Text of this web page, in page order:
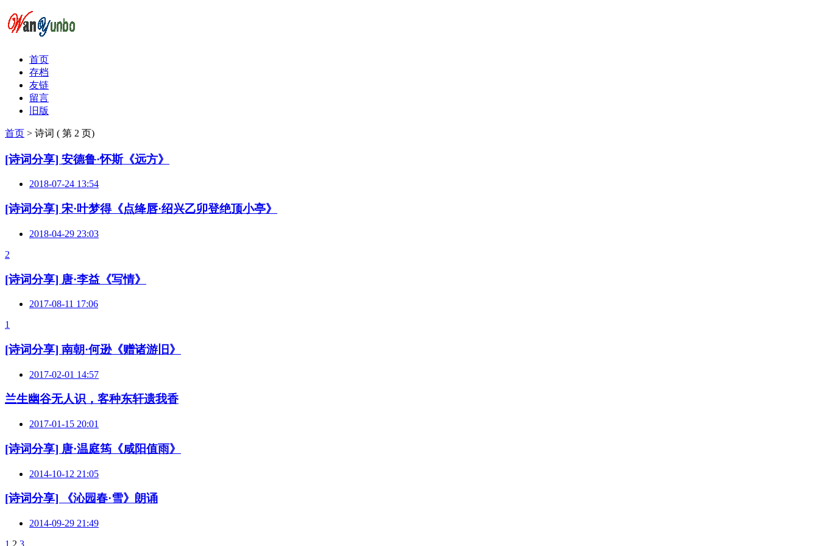
首页
存档
友链
留言
旧版
首页 > 诗词 ( 第 2 页)
[诗词分享] 安德鲁·怀斯《远方》
2018-07-24 13:54
[诗词分享] 宋·叶梦得《点绛唇·绍兴乙卯登绝顶小亭》
2018-04-29 23:03
2
[诗词分享] 唐·李益《写情》
2017-08-11 17:06
1
[诗词分享] 南朝·何逊《赠诸游旧》
2017-02-01 14:57
兰生幽谷无人识，客种东轩遗我香
2017-01-15 20:01
[诗词分享] 唐·温庭筠《咸阳值雨》
2014-10-12 21:05
[诗词分享] 《沁园春·雪》朗诵
2014-09-29 21:49
1 2 3